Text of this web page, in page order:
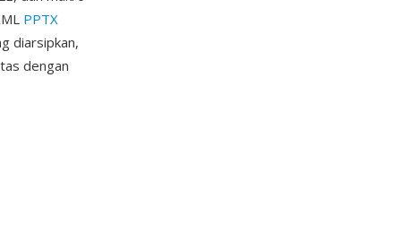
PPTX
diarsipkan,
dengan